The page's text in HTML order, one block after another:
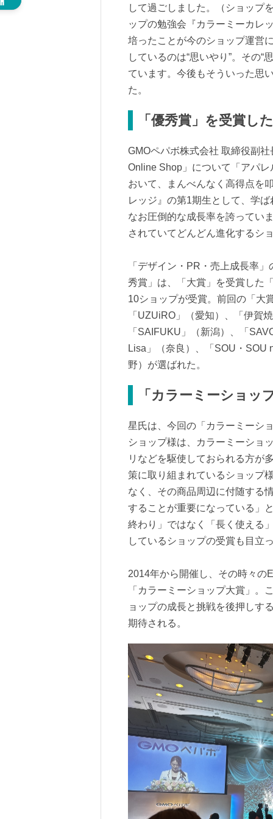
して過ごしました。（ショップ
ップの勉強会『カラーミーカレ
培ったことが今のショップ運営
しているのは“思いやり”。その
ています。今後もそういった思
た。
「優秀賞」を受賞し
GMOペパボ株式会社 取締役副
Online Shop」について「アパ
おいて、まんべんなく高得点を
レッジ』の第1期生として、学
なお圧倒的な成長率を誇ってい
されていてどんどん進化するシ
「デザイン・PR・売上成長率
秀賞」は、「大賞」を受賞した
10ショップが受賞。前回の「大
「UZUiRO」（愛知）、「伊賀
「SAIFUKU」（新潟）、「
Lisa」（奈良）、「SOU・SOU
野）が選ばれた。
「カラーミーショッ
星氏は、今回の「カラーミーシ
ショップ様は、カラーミーショ
リなどを駆使しておられる方が
策に取り組まれているショップ
なく、その商品周辺に付随する
することが重要になっている」
終わり」ではなく「長く使える
しているショップの受賞も目立
2014年から開催し、その時々の
「カラーミーショップ大賞」。
ョップの成長と挑戦を後押しす
期待される。